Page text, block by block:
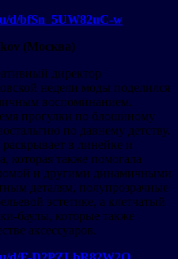
d/bfSn_5UW82uC-w
(Москва)
директор
недели моды поделился
воспоминанием.
прогулки по блошиному
по давнему детству.
в линейке и
которая также помогала
и другими динамичными
деталям, полупрозрачные
эстетике, а клетчатый
баулы, которые также
аксессуаров.